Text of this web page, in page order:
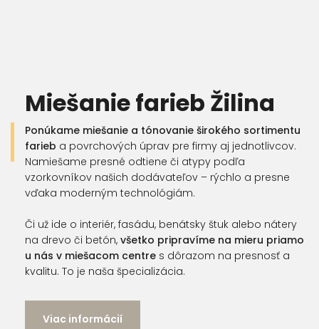
Miešanie farieb Žilina
Ponúkame miešanie a tónovanie širokého sortimentu
farieb a povrchových úprav pre firmy aj jednotlivcov.
Namiešame presné odtiene či atypy podľa
vzorkovníkov našich dodávateľov – rýchlo a presne
vďaka moderným technológiám.
Či už ide o interiér, fasádu, benátsky štuk alebo nátery
na drevo či betón, všetko pripravíme na mieru priamo
u nás v miešacom centre s dôrazom na presnosť a
kvalitu. To je naša špecializácia.
Viac informácií